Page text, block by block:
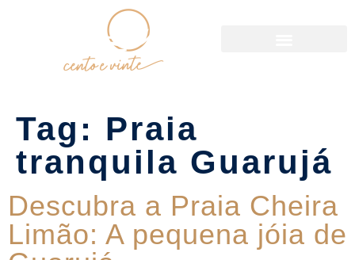
Tag: Praia
tranquila Guarujá
Descubra a Praia Cheira
Limão: A pequena jóia de